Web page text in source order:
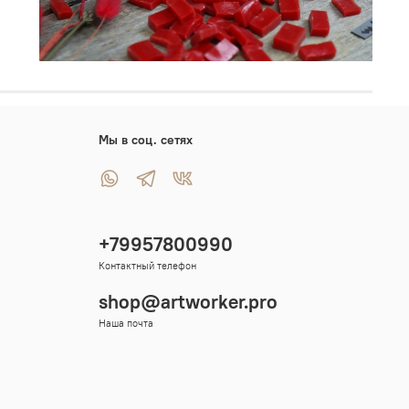
Мы в соц. сетях
+79957800990
Контактный телефон
shop@artworker.pro
Наша почта